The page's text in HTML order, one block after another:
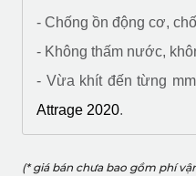
- Chống ồn động cơ,
- Không thấm nước,
- Vừa khít đến từng
Attrage 2020.
(* giá bán chưa bao gồm phí